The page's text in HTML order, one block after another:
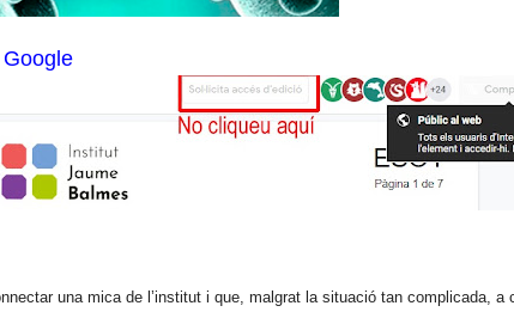
una mica de l’institut i que, malgrat la situació tan complicada,